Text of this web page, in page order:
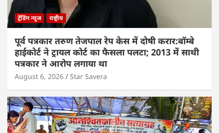
ट्रेंडिंग न्यूज राष्ट्रीय
पूर्व पत्रकार तरुण तेजपाल रेप केस में दोषी करार:बॉम्बे
हाईकोर्ट ने ट्रायल कोर्ट का फैसला पलटा; 2013 में साथी
पत्रकार ने आरोप लगाया था
August 6, 2026 Star Savera